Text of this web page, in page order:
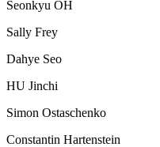
Seonkyu OH
Sally Frey
Dahye Seo
HU Jinchi
Simon Ostaschenko
Constantin Hartenstein